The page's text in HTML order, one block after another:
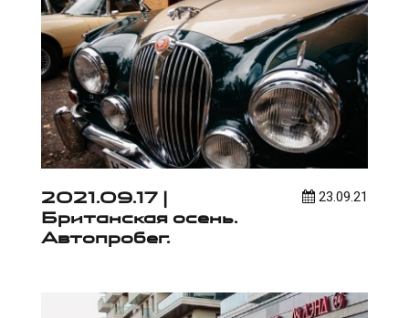
23.09.21
2021.09.17 |
Британская осень.
Автопробег.